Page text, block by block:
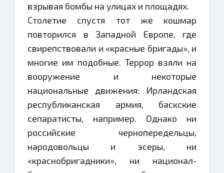
взрывая бомбы на улицах и площадях.
Столетие спустя тот же кошмар
повторился в Западной Европе, где
свирепствовали и «красные бригады», и
многие им подобные. Террор взяли на
вооружение и некоторые
национальные движения: Ирландская
республиканская армия, баскские
сепаратисты, например. Однако ни
российские чернопередельцы,
народовольцы и эсеры, ни
«краснобригадники», ни национал-